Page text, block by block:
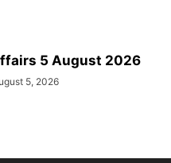
5 August 2026
5, 2026